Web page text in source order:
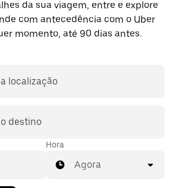
da sua viagem, entre e explore
com antecedência com o Uber
momento, até 90 dias antes.
localização
destino
Hora
Agora